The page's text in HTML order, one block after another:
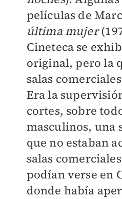
películas de
última mujer
Cineteca se
original, pero la
salas
Era la
cortes, sobre
masculinos, una
que no estaban
salas
podían verse en
donde había